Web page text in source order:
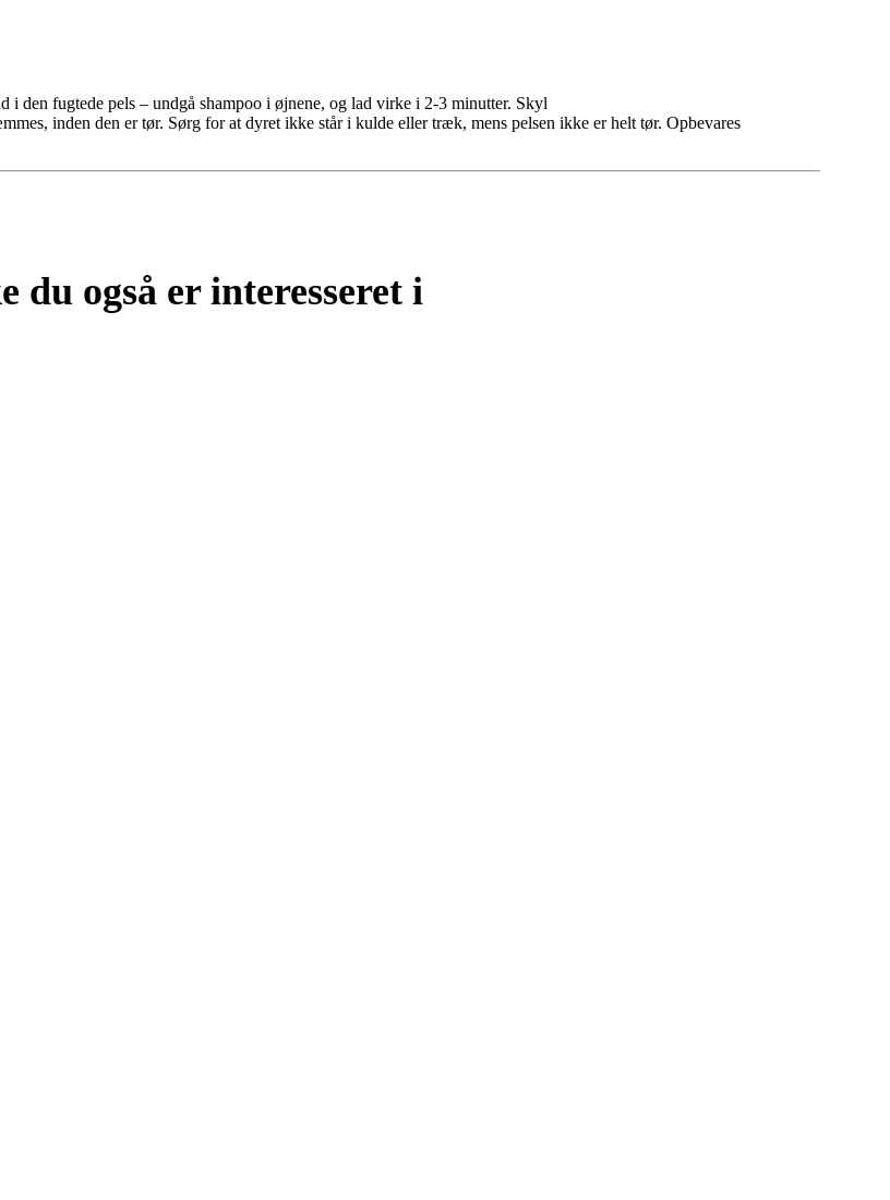
i den fugtede pels – undgå shampoo i øjnene, og lad virke i 2-3 minutter. Skyl
inden den er tør. Sørg for at dyret ikke står i kulde eller træk, mens pelsen ikke er helt tør. Opbevares
du også er interesseret i